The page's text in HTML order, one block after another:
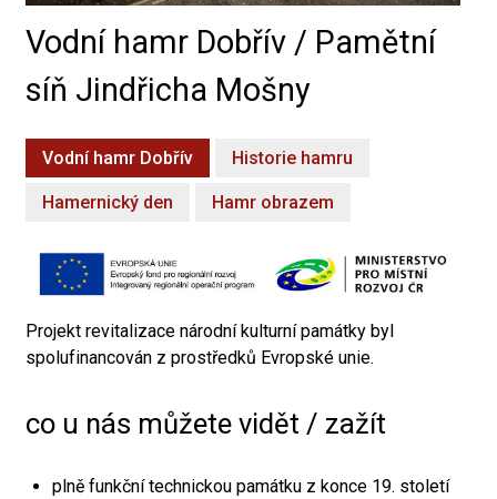
Vodní hamr Dobřív / Pamětní
síň Jindřicha Mošny
Vodní hamr Dobřív Historie hamru
Hamernický den Hamr obrazem
Projekt revitalizace národní kulturní památky byl
spolufinancován z prostředků Evropské unie.
co u nás můžete vidět / zažít
plně funkční technickou památku z konce 19. století